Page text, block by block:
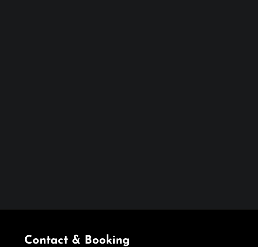
Contact & Booking